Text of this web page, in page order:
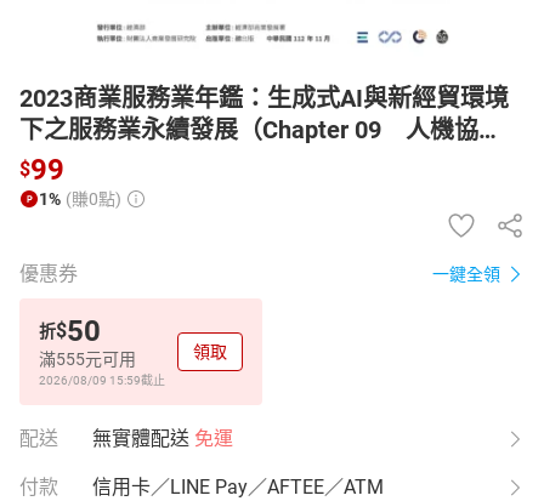
2023商業服務業年鑑：生成式AI與新經貿環境
下之服務業永續發展（Chapter 09 人機協
作：服務業生成式AI應用）【電子書】
$99
1% (賺0點)
優惠券 一鍵全領
折$50
滿555元可用
2026/08/09 15:59截止
領取
配送 無實體配送 免運
付款 信用卡／LINE Pay／AFTEE／ATM